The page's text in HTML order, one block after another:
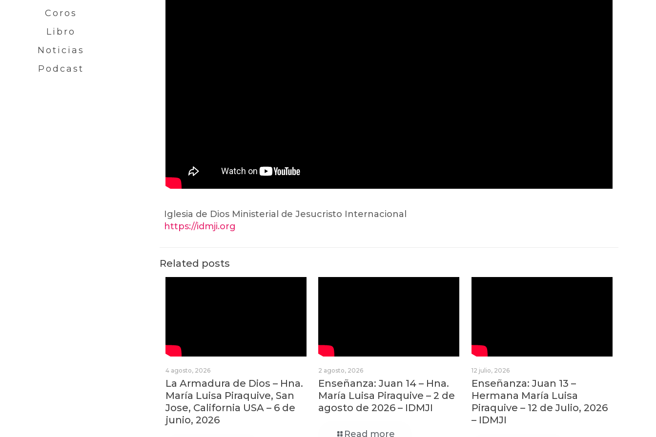
Coros
Libro
Noticias
Podcast
Iglesia de Dios Ministerial de Jesucristo Internacional
https://idmji.org
Related posts
4 agosto, 2026
La Armadura de Dios – Hna.
María Luisa Piraquive, San
Jose, California USA – 6 de
junio, 2026
2 agosto, 2026
Enseñanza: Juan 14 – Hna.
María Luisa Piraquive – 2 de
agosto de 2026 – IDMJI
Read more
12 julio, 2026
Enseñanza: Juan 13 –
Hermana María Luisa
Piraquive – 12 de Julio, 2026
– IDMJI